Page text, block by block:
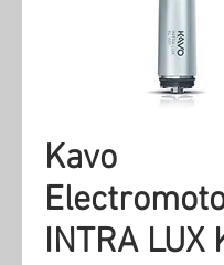
Kavo
INTRA LUX